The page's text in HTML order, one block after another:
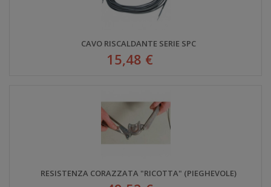
CAVO RISCALDANTE SERIE SPC
15,48 €
RESISTENZA CORAZZATA "RICOTTA" (PIEGHEVOLE)